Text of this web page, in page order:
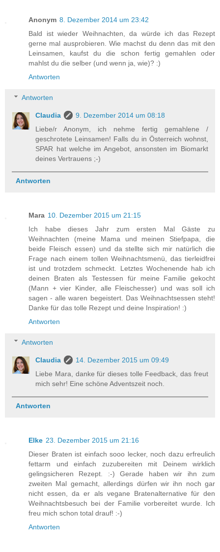
Anonym 8. Dezember 2014 um 23:42
Bald ist wieder Weihnachten, da würde ich das Rezept
gerne mal ausprobieren. Wie machst du denn das mit den
Leinsamen, kaufst du die schon fertig gemahlen oder
mahlst du die selber (und wenn ja, wie)? :)
Antworten
Antworten
Claudia
9. Dezember 2014 um 08:18
Liebe/r Anonym, ich nehme fertig gemahlene /
geschrotete Leinsamen! Falls du in Österreich wohnst,
SPAR hat welche im Angebot, ansonsten im Biomarkt
deines Vertrauens ;-)
Antworten
Mara 10. Dezember 2015 um 21:15
Ich habe dieses Jahr zum ersten Mal Gäste zu
Weihnachten (meine Mama und meinen Stiefpapa, die
beide Fleisch essen) und da stellte sich mir natürlich die
Frage nach einem tollen Weihnachtsmenü, das tierleidfrei
ist und trotzdem schmeckt. Letztes Wochenende hab ich
deinen Braten als Testessen für meine Familie gekocht
(Mann + vier Kinder, alle Fleischesser) und was soll ich
sagen - alle waren begeistert. Das Weihnachtsessen steht!
Danke für das tolle Rezept und deine Inspiration! :)
Antworten
Antworten
Claudia
14. Dezember 2015 um 09:49
Liebe Mara, danke für dieses tolle Feedback, das freut
mich sehr! Eine schöne Adventszeit noch.
Antworten
Elke 23. Dezember 2015 um 21:16
Dieser Braten ist einfach sooo lecker, noch dazu erfreulich
fettarm und einfach zuzubereiten mit Deinem wirklich
gelingsicheren Rezept. :-) Gerade haben wir ihn zum
zweiten Mal gemacht, allerdings dürfen wir ihn noch gar
nicht essen, da er als vegane Bratenalternative für den
Weihnachtsbesuch bei der Familie vorbereitet wurde. Ich
freu mich schon total drauf! :-)
Antworten